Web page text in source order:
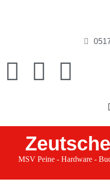
MSV Peine - Hardware -